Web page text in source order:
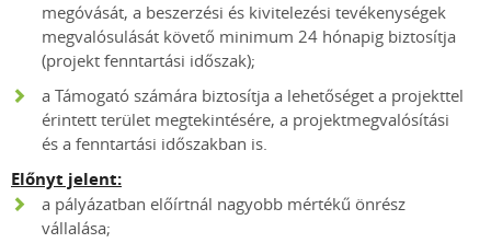
megóvását, a beszerzési és kivitelezési tevékenységek
megvalósulását követő minimum 24 hónapig biztosítja
(projekt fenntartási időszak);
a Támogató számára biztosítja a lehetőséget a projekttel
érintett terület megtekintésére, a projektmegvalósítási
és a fenntartási időszakban is.
Előnyt jelent:
a pályázatban előírtnál nagyobb mértékű önrész
vállalása;